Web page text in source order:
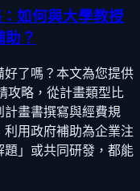
如何與大學教授
？
好了嗎？本文為您提供
攻略，從計畫類型比
計畫書撰寫與經費規
用政府補助為企業注
題」或共同研發，都能